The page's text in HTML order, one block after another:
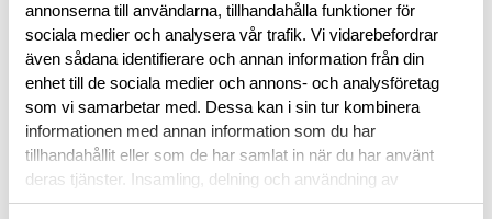
annonserna till användarna, tillhandahålla funktioner för
sociala medier och analysera vår trafik. Vi vidarebefordrar
även sådana identifierare och annan information från din
enhet till de sociala medier och annons- och analysföretag
som vi samarbetar med. Dessa kan i sin tur kombinera
informationen med annan information som du har
tillhandahållit eller som de har samlat in när du har använt
deras tjänster. Insamling, delning och användning av
personuppgifter kan användas för personalisering av
BESKRIVNING
RECENSIONER
OM VARUMÄRKET